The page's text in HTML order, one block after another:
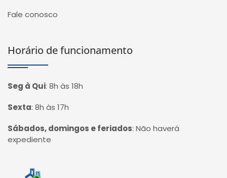
Fale conosco
Horário de funcionamento
Seg à Qui: 8h às 18h
Sexta: 8h às 17h
Sábados, domingos e feriados: Não haverá
expediente
Página inicial